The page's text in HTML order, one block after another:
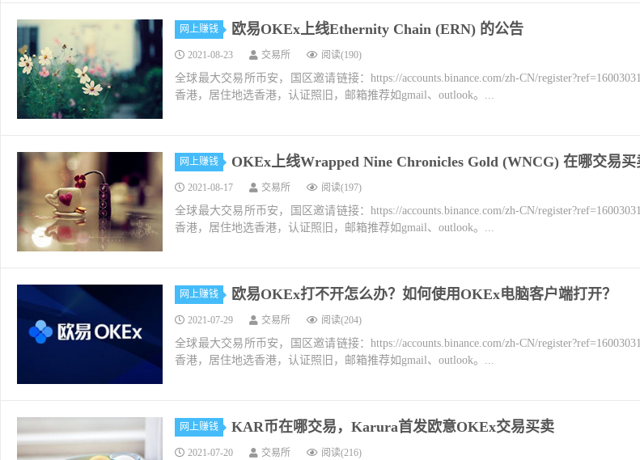
网上赚钱 欧易OKEx上线Ethernity Chain (ERN) 的公告
2021-08-23 交易所 阅读(190)
全球最大交易所币安，国区邀请链接：https://accounts.binance.com/zh-CN/
香港，居住地选香港，认证照旧，邮箱推荐如gmail、outlook。...
网上赚钱 OKEx上线Wrapped Nine Chronicles Gold (WNCG) 在哪交易
2021-08-17 交易所 阅读(197)
全球最大交易所币安，国区邀请链接：https://accounts.binance.com/zh-CN/
香港，居住地选香港，认证照旧，邮箱推荐如gmail、outlook。...
网上赚钱 欧易OKEx打不开怎么办？如何使用OKEx电脑客户端打开？
2021-07-29 交易所 阅读(204)
全球最大交易所币安，国区邀请链接：https://accounts.binance.com/zh-CN/
香港，居住地选香港，认证照旧，邮箱推荐如gmail、outlook。...
网上赚钱 KAR币在哪交易，Karura首发欧意OKEx交易买卖
2021-07-20 交易所 阅读(216)